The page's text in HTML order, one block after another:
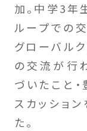
加。中学3年
ループでの
グローバル
の交流が行
づいたこと
スカッショ
た。